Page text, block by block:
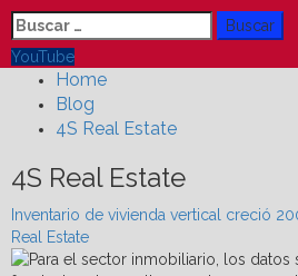
Menu
Buscar:
YouTube
Home
Blog
4S Real Estate
4S Real Estate
Inventario de vivienda vertical creció
Real Estate